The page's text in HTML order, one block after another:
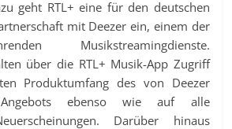
geht RTL+ eine für den deutschen
mit Deezer ein, einem der
Musikstreamingdienste.
über die RTL+ Musik-App Zugriff
Produktumfang des von Deezer
Angebots ebenso wie auf alle
Darüber hinaus